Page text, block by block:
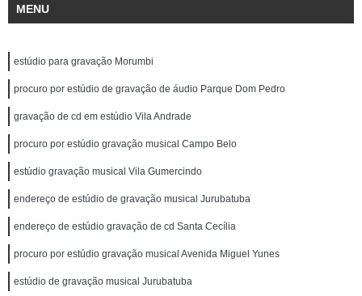
MENU
estúdio para gravação Morumbi
procuro por estúdio de gravação de áudio Parque Dom Pedro
gravação de cd em estúdio Vila Andrade
procuro por estúdio gravação musical Campo Belo
estúdio gravação musical Vila Gumercindo
endereço de estúdio de gravação musical Jurubatuba
endereço de estúdio gravação de cd Santa Cecília
procuro por estúdio gravação musical Avenida Miguel Yunes
estúdio de gravação musical Jurubatuba